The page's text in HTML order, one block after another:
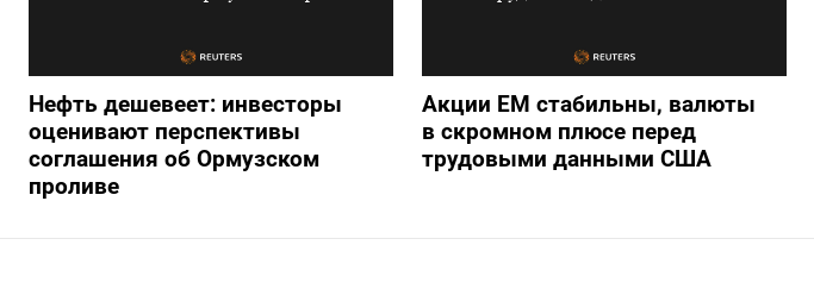
Нефть дешевеет: инвесторы
оценивают перспективы
соглашения об Ормузском
проливе
Акции ЕМ стабильны, валюты
в скромном плюсе перед
трудовыми данными США